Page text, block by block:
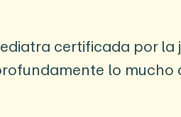
certificada por la
lo mucho